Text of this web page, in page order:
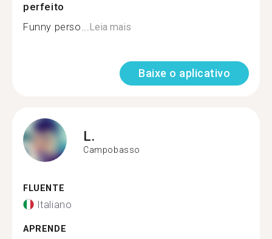
perfeito
Funny perso...Leia mais
Baixe o aplicativo
L.
Campobasso
FLUENTE
Italiano
APRENDE